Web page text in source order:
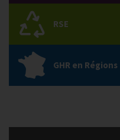
RSE
GHR en Régions